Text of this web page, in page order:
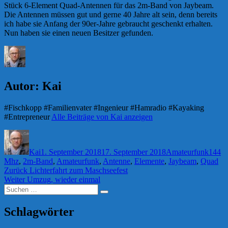
Stück 6-Element Quad-Antennen für das 2m-Band von Jaybeam.
Die Antennen müssen gut und gerne 40 Jahre alt sein, denn bereits
ich habe sie Anfang der 90er-Jahre gebraucht geschenkt erhalten.
Nun haben sie einen neuen Besitzer gefunden.
Autor: Kai
#Fischkopp #Familienvater #Ingenieur #Hamradio #Kayaking
#EntrepreneurAlle Beiträge von Kai anzeigen
Autor
Kai1. September 201817. September 2018Amateurfunk144
Mhz, 2m-Band, Amateurfunk, Antenne, Elemente, Jaybeam, Quad
Beitragsnavigation
Zurück Vorheriger
Beitrag:
Lichterfahrt zum Maschseefest
Weiter Nächster
Beitrag:
Umzug, wieder einmal
Suchen
nach:
Suchen
Schlagwörter